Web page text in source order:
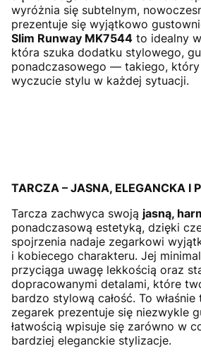
wyróżnia się subtelnym,
prezentuje się wyjątkowo
Slim Runway MK7544 to idealny
która szuka dodatku stylowego,
ponadczasowego — takiego,
wyczucie stylu w każdej sytuacji.
TARCZA – JASNA, ELEGANCKA I
Tarcza zachwyca swoją jasną,
ponadczasową estetyką, dzięki
spojrzenia nadaje zegarkowi
i kobiecego charakteru. Jej
przyciąga uwagę lekkością oraz
dopracowanymi detalami, które
bardzo stylową całość. To
zegarek prezentuje się niezwykle
łatwością wpisuje się zarówno w
bardziej eleganckie stylizacje.